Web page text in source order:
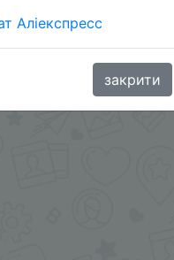
Аліекспресс
закрити